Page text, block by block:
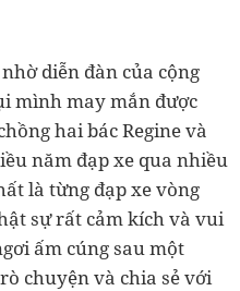
diễn đàn của cộng
mình may mắn được
hai bác Regine và
năm đạp xe qua nhiều
là từng đạp xe vòng
sự rất cảm kích và vui
ấm cúng sau một
chuyện và chia sẻ với